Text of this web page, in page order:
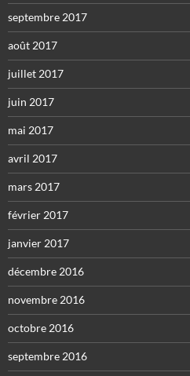
septembre 2017
août 2017
juillet 2017
juin 2017
mai 2017
avril 2017
mars 2017
février 2017
janvier 2017
décembre 2016
novembre 2016
octobre 2016
septembre 2016